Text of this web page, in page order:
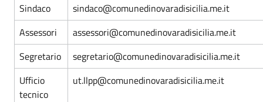
Sindaco
sindaco@comunedinovaradisicilia.me.it
Assessori
assessori@comunedinovaradisicilia.me.it
Segretario
segretario@comunedinovaradisicilia.me.it
Ufficio
tecnico
ut.llpp@comunedinovaradisicilia.me.it